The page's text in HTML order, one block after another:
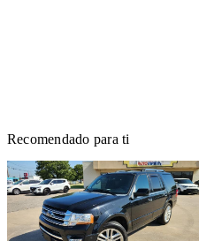
Recomendado para ti